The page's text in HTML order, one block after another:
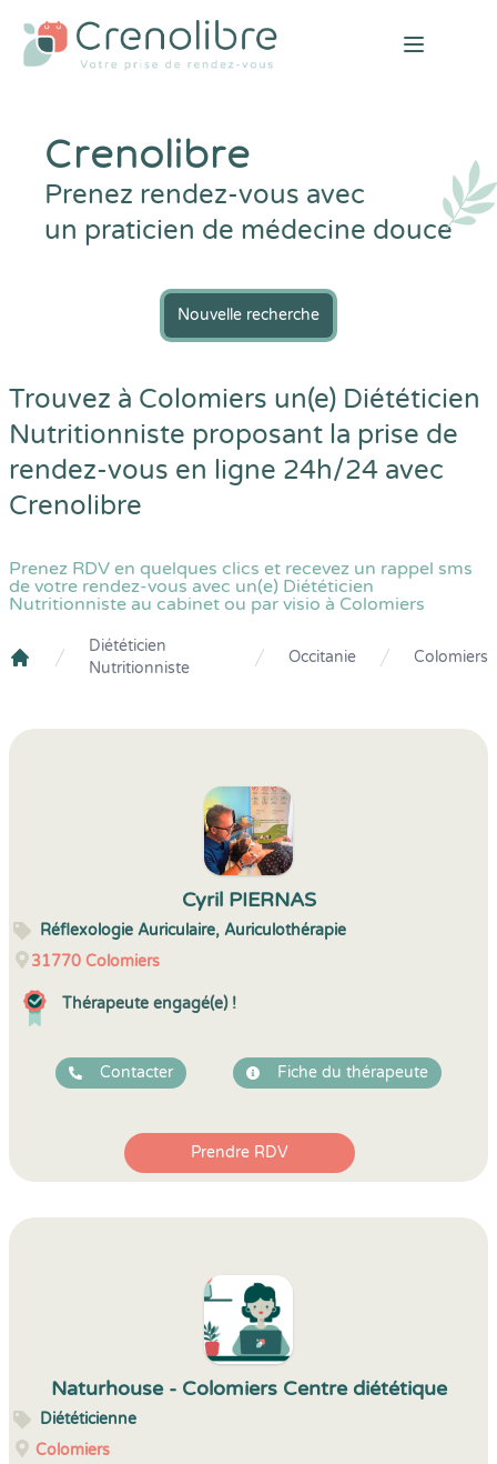
Open
Crenolibre
Prenez rendez-vous avec
un praticien de médecine douce
Nouvelle recherche
Trouvez à Colomiers un(e) Diététicien
Nutritionniste proposant la prise de
rendez-vous en ligne 24h/24 avec
Crenolibre
Prenez RDV en quelques clics et recevez un rappel sms
de votre rendez-vous avec un(e) Diététicien
Nutritionniste au cabinet ou par visio à Colomiers
Crenolibre
Diététicien
Nutritionniste
Occitanie Colomiers
Cyril PIERNAS
Réflexologie Auriculaire, Auriculothérapie
31770 Colomiers
Thérapeute engagé(e) !
Contacter Fiche du thérapeute
Prendre RDV
Naturhouse - Colomiers Centre diététique
Diététicienne
Colomiers